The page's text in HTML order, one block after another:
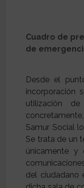
Cuadro de
de
Desde el
incorporación
utilización
Samur Social
Se trata de un
únicamente y
del ciudadano